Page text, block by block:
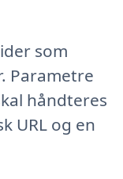
som
Parametre
håndteres
URL og en